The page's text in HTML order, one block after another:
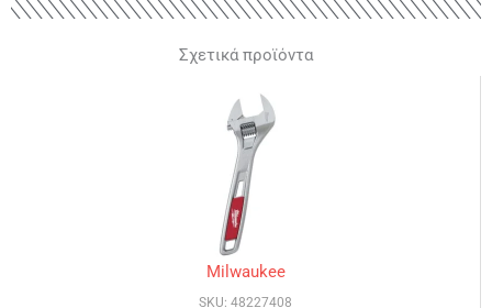
Σχετικά προϊόντα
Milwaukee
SKU: 48227408